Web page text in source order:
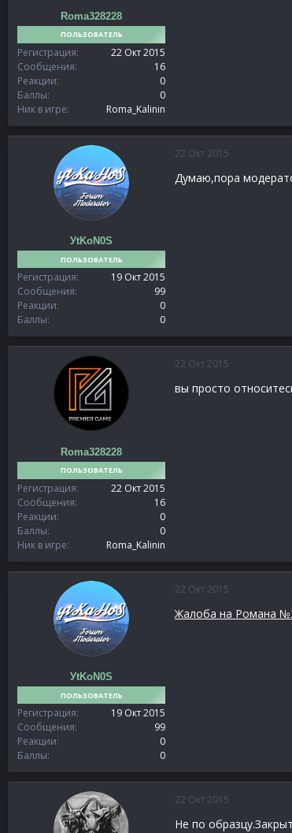
Roma328228
ПОЛЬЗОВАТЕЛЬ
Регистрация
22 Окт 2015
Сообщения
16
Реакции
0
Баллы
0
Ник в игре
Roma_Kalinin
УtKoN0S
ПОЛЬЗОВАТЕЛЬ
Регистрация
19 Окт 2015
Сообщения
99
Реакции
0
Баллы
0
22 Окт 2015
Думаю,пора
Roma328228
ПОЛЬЗОВАТЕЛЬ
Регистрация
22 Окт 2015
Сообщения
16
Реакции
0
Баллы
0
Ник в игре
Roma_Kalinin
22 Окт 2015
вы просто
УtKoN0S
ПОЛЬЗОВАТЕЛЬ
Регистрация
19 Окт 2015
Сообщения
99
Реакции
0
Баллы
0
22 Окт 2015
Жалоба на Романа
22 Окт 2015
Не по